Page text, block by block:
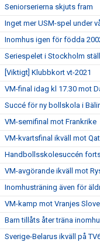
Seniorserierna skjuts fram
Inget mer USM-spel under
Inomhus igen för födda
Seriespelet i Stockholm
[Viktigt] Klubbkort vt-2021
VM-final idag kl 17.30 mot
Succé för ny bollskola i
VM-semifinal mot Frankrike
VM-kvartsfinal ikväll mot
Handbollsskolesuccén
VM-avgörande ikväll mot
Inomhusträning även för
VM-kamp mot Vranjes
Barn tillåts åter träna
Sverige-Belarus ikväll på